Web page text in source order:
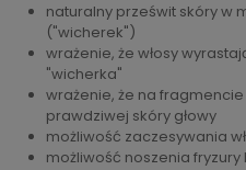
naturalny prześwit skóry w
("wicherek")
wrażenie, że włosy
"wicherka"
wrażenie, że na fragmencie
prawdziwej skóry głowy
możliwość zaczesywania
możliwość noszenia fryzury